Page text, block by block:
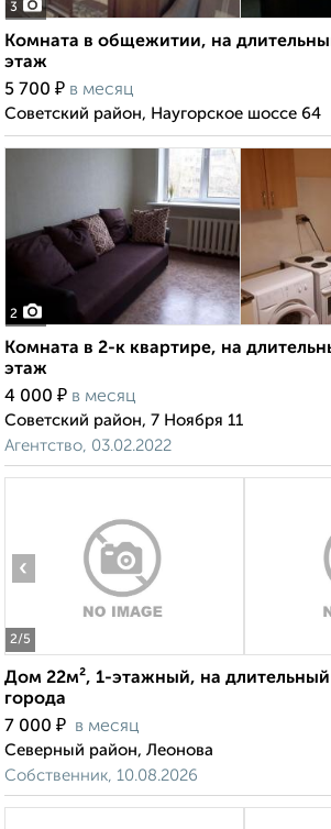
3
Комната в общежитии, на
этаж
5 700 ₽ в месяц
Советский район, Наугорское шоссе 64
2
Комната в 2-к квартире, на
этаж
4 000 ₽ в месяц
Советский район, 7 Ноября 11
Агентство, 03.02.2022
2/5
‹
Дом 22м², 1-этажный, на длительный
города
7 000 ₽ в месяц
Северный район, Леонова
Собственник, 10.08.2026